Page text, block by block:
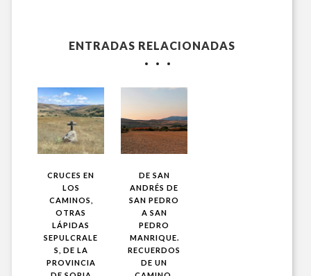
ENTRADAS RELACIONADAS
CRUCES EN
LOS
CAMINOS,
OTRAS
LÁPIDAS
SEPULCRALE
S, DE LA
PROVINCIA
DE SAN
ANDRÉS DE
SAN PEDRO
A SAN
PEDRO
MANRIQUE.
RECUERDOS
DE UN